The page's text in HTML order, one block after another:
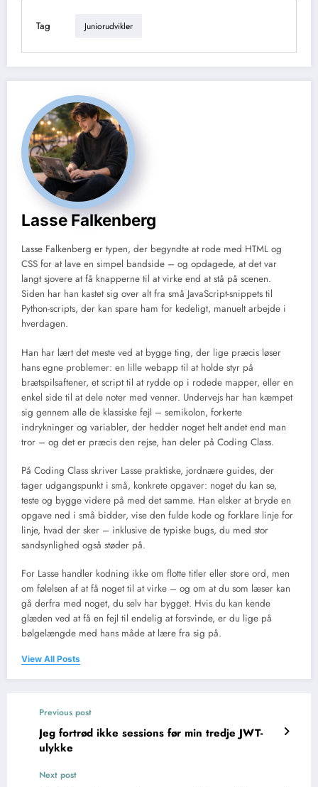
Tag Juniorudvikler
Lasse Falkenberg
Lasse Falkenberg er typen, der begyndte at rode med HTML og
CSS for at lave en simpel bandside – og opdagede, at det var
langt sjovere at få knapperne til at virke end at stå på scenen.
Siden har han kastet sig over alt fra små JavaScript-snippets til
Python-scripts, der kan spare ham for kedeligt, manuelt arbejde i
hverdagen.
Han har lært det meste ved at bygge ting, der lige præcis løser
hans egne problemer: en lille webapp til at holde styr på
brætspilsaftener, et script til at rydde op i rodede mapper, eller en
enkel side til at dele noter med venner. Undervejs har han kæmpet
sig gennem alle de klassiske fejl – semikolon, forkerte
indrykninger og variabler, der hedder noget helt andet end man
tror – og det er præcis den rejse, han deler på Coding Class.
På Coding Class skriver Lasse praktiske, jordnære guides, der
tager udgangspunkt i små, konkrete opgaver: noget du kan se,
teste og bygge videre på med det samme. Han elsker at bryde en
opgave ned i små bidder, vise den fulde kode og forklare linje for
linje, hvad der sker – inklusive de typiske bugs, du med stor
sandsynlighed også støder på.
For Lasse handler kodning ikke om flotte titler eller store ord, men
om følelsen af at få noget til at virke – og om at du som læser kan
gå derfra med noget, du selv har bygget. Hvis du kan kende
glæden ved at få en fejl til endelig at forsvinde, er du lige på
bølgelængde med hans måde at lære fra sig på.
View All Posts
Previous post
Jeg fortrød ikke sessions før min tredje JWT-
ulykke
Next post